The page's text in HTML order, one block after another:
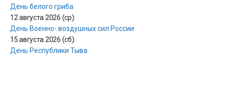
День белого гриба
12 августа 2026 (ср):
День Военно- воздушных сил России
15 августа 2026 (сб):
День Республики Тыва